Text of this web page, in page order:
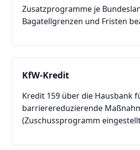
Zusatzprogramme je
Bagatellgrenzen und Fristen
KfW-Kredit
Kredit 159 über die Hausbank
barrierereduzierende
(Zuschussprogramm